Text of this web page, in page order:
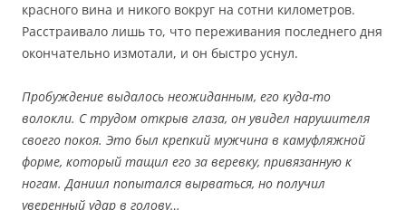
красного вина и никого вокруг на сотни километров.
Расстраивало лишь то, что переживания последнего дня
окончательно измотали, и он быстро уснул.
Пробуждение выдалось неожиданным, его куда-то
волокли. С трудом открыв глаза, он увидел нарушителя
своего покоя. Это был крепкий мужчина в камуфляжной
форме, который тащил его за веревку, привязанную к
ногам. Даниил попытался вырваться, но получил
уверенный удар в голову…